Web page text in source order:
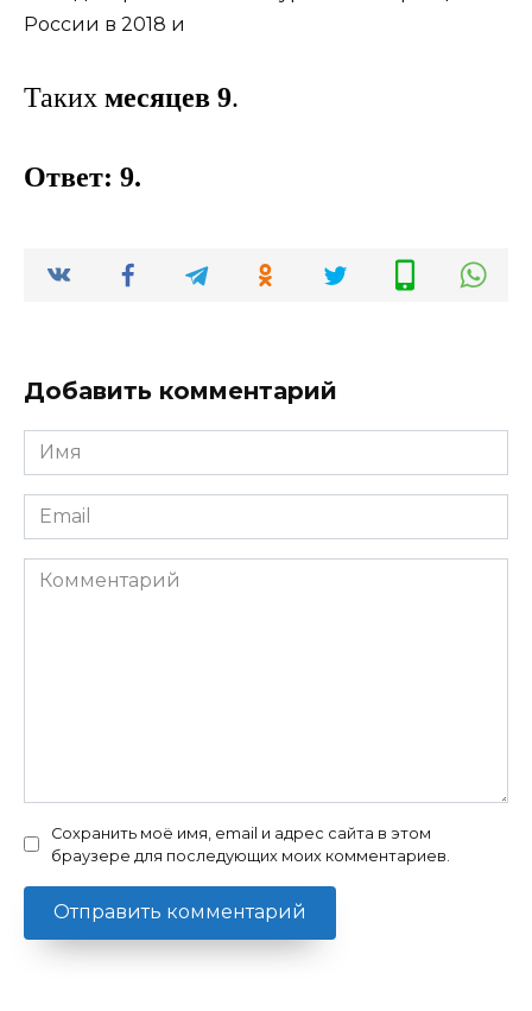
Таких месяцев 9.
Ответ: 9.
Добавить комментарий
Имя
*
Email
*
Комментарий
Сохранить моё имя, email и адрес сайта в этом
браузере для последующих моих комментариев.